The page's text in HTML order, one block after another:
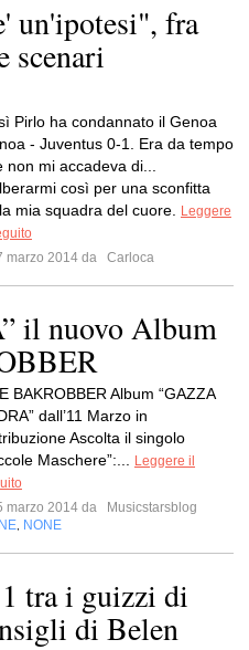
un'ipotesi", fra
scenari
Pirlo ha condannato il Genoa
- Juventus 0-1. Era da tempo
non mi accadeva di...
così per una sconfitta
mia squadra del cuore.
Leggere
marzo 2014 da
Carloca
il nuovo Album
BAKROBBER Album “GAZZA
dall’11 Marzo in
Ascolta il singolo
Maschere”:...
Leggere il
marzo 2014 da
Musicstarsblog
NONE
tra i guizzi di
di Belen